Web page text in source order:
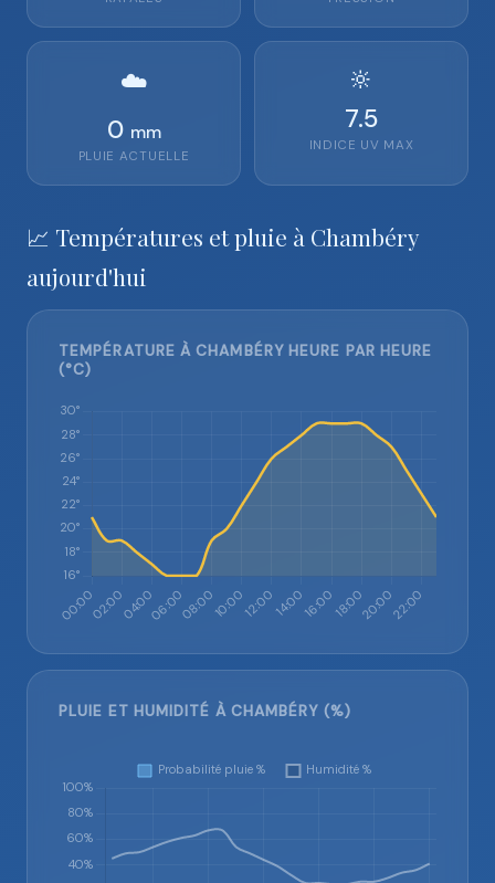
☁️
0 mm
PLUIE ACTUELLE
🔆
7.5
INDICE UV MAX
📈 Températures et pluie à Chambéry
aujourd'hui
TEMPÉRATURE À CHAMBÉRY HEURE PAR HEURE
(°C)
PLUIE ET HUMIDITÉ À CHAMBÉRY (%)